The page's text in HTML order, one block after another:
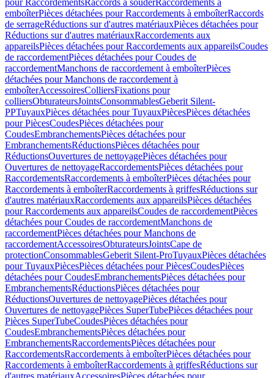
pour RaccordementsRaccords à souderRaccordements à
emboîterPièces détachées pour Raccordements à emboîterRaccords
de serrageRéductions sur d'autres matériauxPièces détachées pour
Réductions sur d'autres matériauxRaccordements aux
appareilsPièces détachées pour Raccordements aux appareilsCoudes
de raccordementPièces détachées pour Coudes de
raccordementManchons de raccordement à emboîterPièces
détachées pour Manchons de raccordement à
emboîterAccessoiresColliersFixations pour
colliersObturateursJointsConsommablesGeberit Silent-
PPTuyauxPièces détachées pour TuyauxPiècesPièces détachées
pour PiècesCoudesPièces détachées pour
CoudesEmbranchementsPièces détachées pour
EmbranchementsRéductionsPièces détachées pour
RéductionsOuvertures de nettoyagePièces détachées pour
Ouvertures de nettoyageRaccordementsPièces détachées pour
RaccordementsRaccordements à emboîterPièces détachées pour
Raccordements à emboîterRaccordements à griffesRéductions sur
d'autres matériauxRaccordements aux appareilsPièces détachées
pour Raccordements aux appareilsCoudes de raccordementPièces
détachées pour Coudes de raccordementManchons de
raccordementPièces détachées pour Manchons de
raccordementAccessoiresObturateursJointsCape de
protectionConsommablesGeberit Silent-ProTuyauxPièces détachées
pour TuyauxPiècesPièces détachées pour PiècesCoudesPièces
détachées pour CoudesEmbranchementsPièces détachées pour
EmbranchementsRéductionsPièces détachées pour
RéductionsOuvertures de nettoyagePièces détachées pour
Ouvertures de nettoyagePièces SuperTubePièces détachées pour
Pièces SuperTubeCoudesPièces détachées pour
CoudesEmbranchementsPièces détachées pour
EmbranchementsRaccordementsPièces détachées pour
RaccordementsRaccordements à emboîterPièces détachées pour
Raccordements à emboîterRaccordements à griffesRéductions sur
d'autres matériauxAccessoiresPièces détachées pour